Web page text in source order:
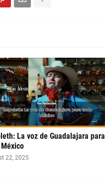
La voz de Guadalajara para
22, 2025